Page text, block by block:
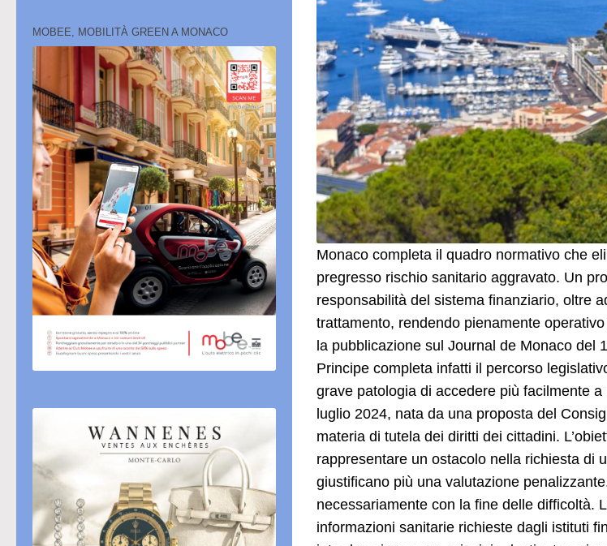
Monaco completa il quadro normativo che
pregresso rischio sanitario aggravato. Un
responsabilità del sistema finanziario, oltre
trattamento, rendendo pienamente
la pubblicazione sul Journal de Monaco del
Principe completa infatti il percorso
grave patologia di accedere più facilmente
luglio 2024, nata da una proposta del
materia di tutela dei diritti dei cittadini.
rappresentare un ostacolo nella richiesta di
giustificano più una valutazione
necessariamente con la fine delle difficoltà.
informazioni sanitarie richieste dagli istituti
MOBEE, MOBILITÀ GREEN A MONACO